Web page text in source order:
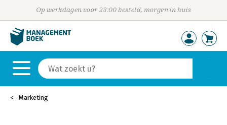
Op werkdagen voor 23:00 besteld, morgen in huis
Marketing